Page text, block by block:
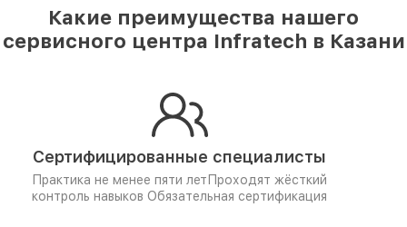
Какие преимущества нашего
сервисного центра Infratech в Казани
Сертифицированные специалисты
Практика не менее пяти лет Проходят жёсткий
контроль навыков Обязательная сертификация